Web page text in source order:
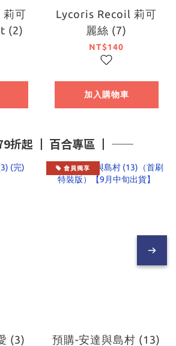
可
(2)
Lycoris Recoil 莉可
麗絲 (7)
NT$140
加入購物車
79折起 ┃ 百合專區 ┃ ――
(3)
會員獨享
預購-安達與島村 (13)